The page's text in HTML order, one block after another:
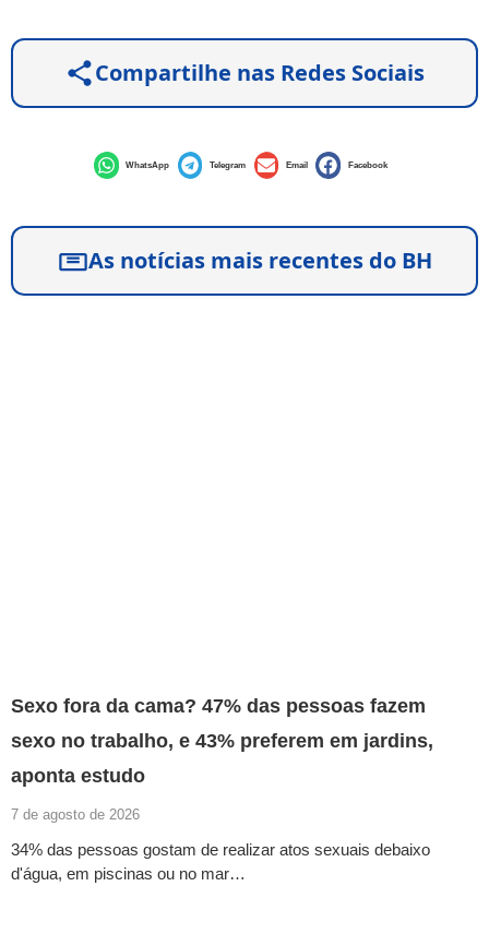
Compartilhe nas Redes Sociais
WhatsApp Telegram Email Facebook
As notícias mais recentes do BH
Sexo fora da cama? 47% das pessoas fazem
sexo no trabalho, e 43% preferem em jardins,
aponta estudo
7 de agosto de 2026
34% das pessoas gostam de realizar atos sexuais debaixo
d'água, em piscinas ou no mar…